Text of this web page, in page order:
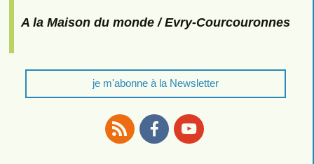
A la Maison du monde / Evry-Courcouronnes
je m'abonne à la Newsletter